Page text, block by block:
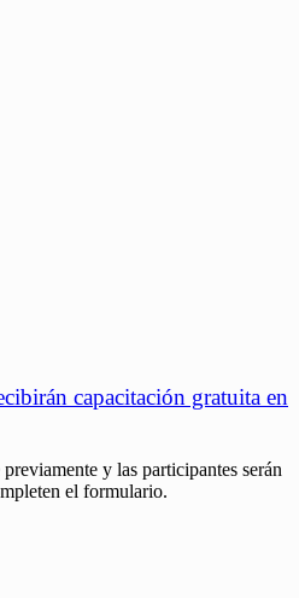
capacitación gratuita en
y las participantes serán
el formulario.